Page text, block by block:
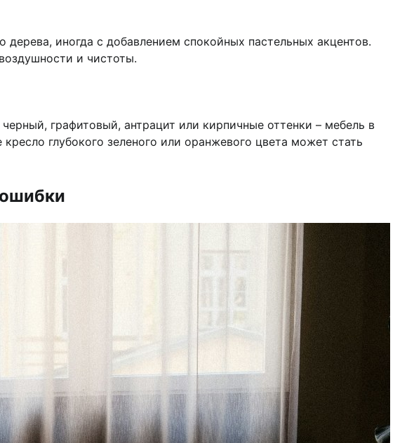
иногда с добавлением спокойных пастельных акцентов.
и чистоты.
графитовый, антрацит или кирпичные оттенки – мебель в
глубокого зеленого или оранжевого цвета может стать